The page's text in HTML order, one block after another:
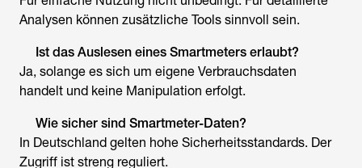
Analysen können zusätzliche Tools sinnvoll sein.
Ist das Auslesen eines Smartmeters erlaubt?
Ja, solange es sich um eigene Verbrauchsdaten
handelt und keine Manipulation erfolgt.
Wie sicher sind Smartmeter-Daten?
In Deutschland gelten hohe Sicherheitsstandards. Der
Zugriff ist streng reguliert.